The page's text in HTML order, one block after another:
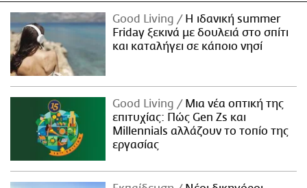
Good Living
Η ιδανική summer
Friday ξεκινά με δουλειά στο σπίτι
και καταλήγει σε κάποιο νησί
Good Living
Μια νέα οπτική της
επιτυχίας: Πώς Gen Zs και
Millennials αλλάζουν το τοπίο της
εργασίας